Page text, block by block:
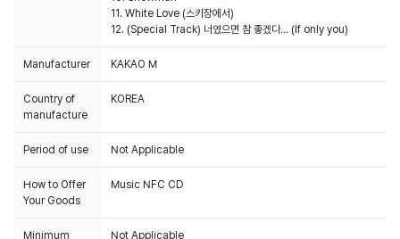
11. White Love (스키장에서)
12. (Special Track) 너였으면 참 좋겠다… (If only you)
Manufacturer KAKAO M
Country of
manufacture
KOREA
Period of use Not Applicable
How to Offer
Your Goods
Music NFC CD
Minimum
Not Applicable